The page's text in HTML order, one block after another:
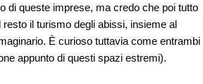
di queste imprese, ma credo che poi tutto
il turismo degli abissi, insieme al
È curioso tuttavia come entrambi
appunto di questi spazi estremi).